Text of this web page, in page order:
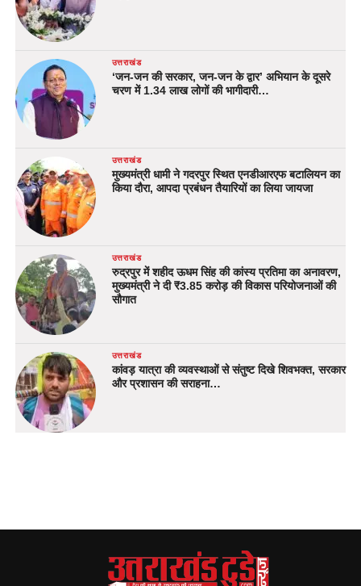
उत्तराखंड
‘जन-जन की सरकार, जन-जन के द्वार’ अभियान के दूसरे
चरण में 1.34 लाख लोगों की भागीदारी…
उत्तराखंड
मुख्यमंत्री धामी ने गदरपुर स्थित एनडीआरएफ बटालियन का
किया दौरा, आपदा प्रबंधन तैयारियों का लिया जायजा
उत्तराखंड
रुद्रपुर में शहीद ऊधम सिंह की कांस्य प्रतिमा का अनावरण,
मुख्यमंत्री ने दी ₹3.85 करोड़ की विकास परियोजनाओं की
सौगात
उत्तराखंड
कांवड़ यात्रा की व्यवस्थाओं से संतुष्ट दिखे शिवभक्त, सरकार
और प्रशासन की सराहना…